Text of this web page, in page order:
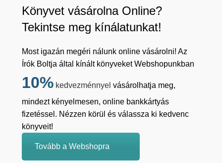
Könyvet vásárolna Online?
Tekintse meg kínálatunkat!
Most igazán megéri nálunk online vásárolni! Az
Írók Boltja által kínált könyveket Webshopunkban
10% kedvezménnyel vásárolhatja meg,
mindezt kényelmesen, online bankkártyás
fizetéssel. Nézzen körül és válassza ki kedvenc
könyveit!
Tovább a Webshopra